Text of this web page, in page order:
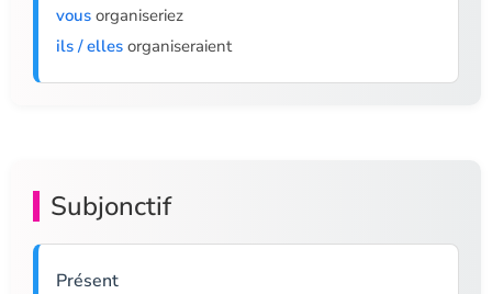
vous organiseriez
ils / elles organiseraient
Subjonctif
Présent